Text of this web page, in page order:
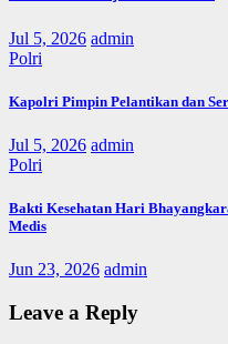
Jul 5, 2026 admin
Polri
Kapolri Pimpin Pelantikan dan
Jul 5, 2026 admin
Polri
Bakti Kesehatan Hari
Medis
Jun 23, 2026 admin
Leave a Reply